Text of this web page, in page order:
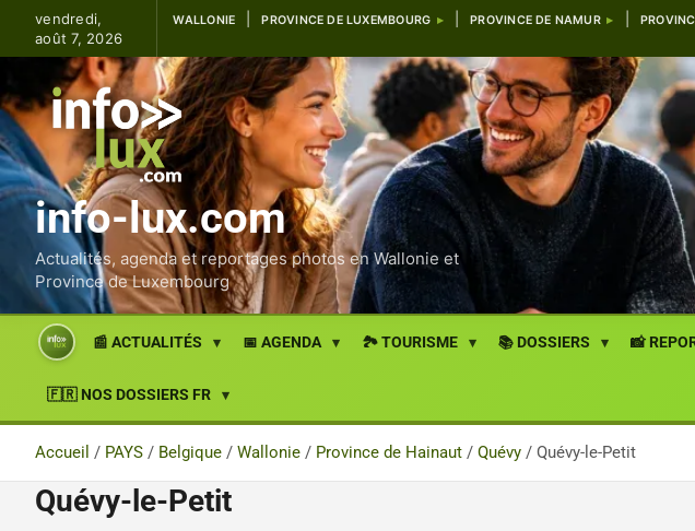
contenu
vendredi,
août 7, 2026
WALLONIE PROVINCE DE LUXEMBOURG PROVINCE DE NAMUR
info-lux.com
Actualités, agenda et reportages photos en Wallonie et
Province de Luxembourg
📰 ACTUALITÉS 📅 AGENDA 🏞️ TOURISME 📚 DOSSIERS 📸
🇫🇷 NOS DOSSIERS FR
Accueil PAYS Belgique Wallonie Province de Hainaut Quévy Quévy-le-Petit
Quévy-le-Petit